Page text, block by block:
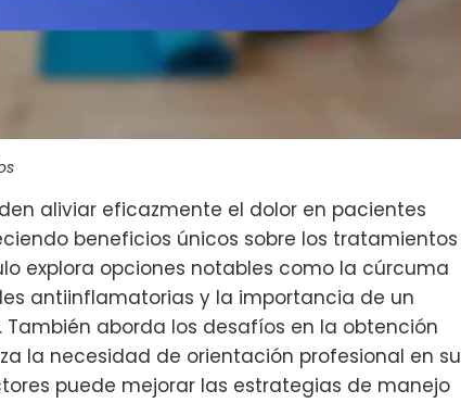
aliviar eficazmente el dolor en pacientes
beneficios únicos sobre los tratamientos
explora opciones notables como la cúrcuma
antiinflamatorias y la importancia de un
aborda los desafíos en la obtención
la necesidad de orientación profesional en su
puede mejorar las estrategias de manejo